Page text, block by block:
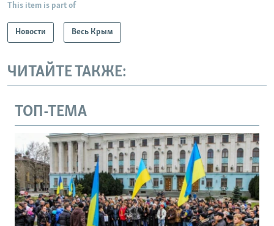
This item is part of
Новости Весь Крым
ЧИТАЙТЕ ТАКЖЕ:
ТОП-ТЕМА